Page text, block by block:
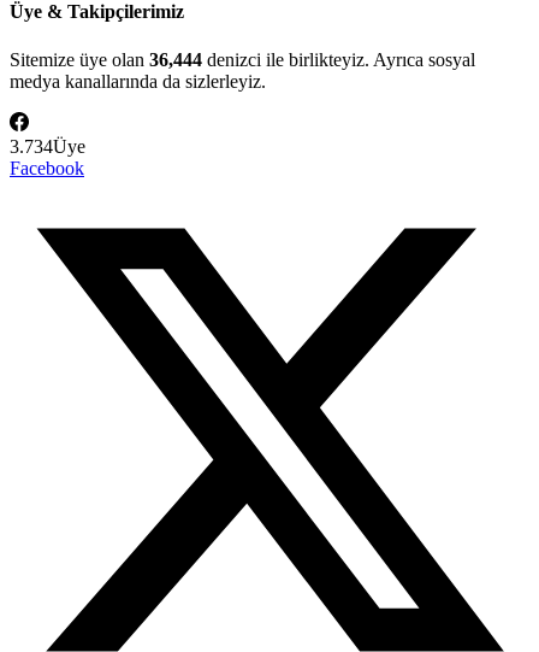
Üye & Takipçilerimiz
Sitemize üye olan 36,444 denizci ile birlikteyiz. Ayrıca sosyal
medya kanallarında da sizlerleyiz.
3.734Üye
Facebook